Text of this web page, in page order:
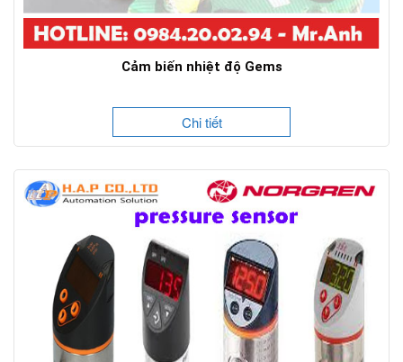
Cảm biến nhiệt độ Gems
Chi tiết